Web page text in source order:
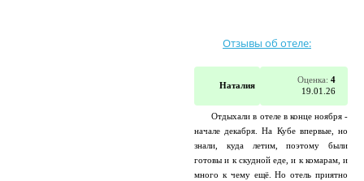
Отзывы об отеле:
Наталия
Оценка: 4
19.01.26
Отдыхали в отеле в конце ноября -
начале декабря. На Кубе впервые, но
знали, куда летим, поэтому были
готовы и к скудной еде, и к комарам, и
много к чему ещё. Но отель приятно